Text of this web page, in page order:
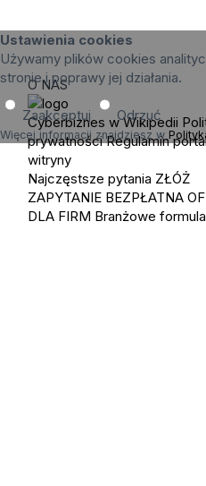
Ustawienia cookies
Używamy plików cookies
stronie i poprawy jej działania.
Zaakceptuj Odrzuć
Więcej informacji znajdziesz w
O NAS
Cyberbiznes w Wikipedii
prywatności Regulamin
witryny
Najczęstsze pytania ZŁÓŻ
ZAPYTANIE BEZPŁATNA
DLA FIRM Branżowe